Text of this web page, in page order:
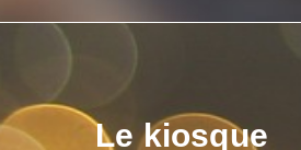
Le kiosque